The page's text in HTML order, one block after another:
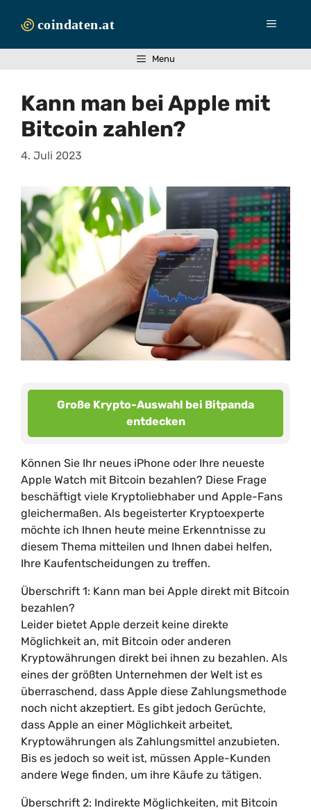
Inhalt
Menü
Menu
Kann man bei Apple mit
Bitcoin zahlen?
4. Juli 2023
Große Krypto-Auswahl bei Bitpanda
entdecken
Können Sie Ihr neues iPhone oder Ihre neueste
Apple Watch mit Bitcoin bezahlen? Diese Frage
beschäftigt viele Kryptoliebhaber und Apple-Fans
gleichermaßen. Als begeisterter Kryptoexperte
möchte ich Ihnen heute meine Erkenntnisse zu
diesem Thema mitteilen und Ihnen dabei helfen,
Ihre Kaufentscheidungen zu treffen.
Überschrift 1: Kann man bei Apple direkt mit Bitcoin
bezahlen?
Leider bietet Apple derzeit keine direkte
Möglichkeit an, mit Bitcoin oder anderen
Kryptowährungen direkt bei ihnen zu bezahlen. Als
eines der größten Unternehmen der Welt ist es
überraschend, dass Apple diese Zahlungsmethode
noch nicht akzeptiert. Es gibt jedoch Gerüchte,
dass Apple an einer Möglichkeit arbeitet,
Kryptowährungen als Zahlungsmittel anzubieten.
Bis es jedoch so weit ist, müssen Apple-Kunden
andere Wege finden, um ihre Käufe zu tätigen.
Überschrift 2: Indirekte Möglichkeiten, mit Bitcoin